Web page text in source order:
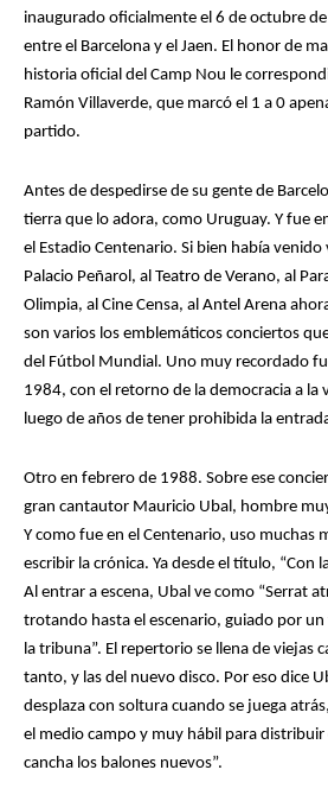
Joan Manuel Serrat posando con el Barcelona
Rojitas
Joan Manuel Serrat posando con el Barcelona
Rojitas
inaugurado oficialmente el 6 de octubre
entre el Barcelona y el Jaen. El honor de
historia oficial del Camp Nou le
Ramón Villaverde, que marcó el 1 a 0
partido.
Antes de despedirse de su gente de
tierra que lo adora, como Uruguay. Y fue
el Estadio Centenario. Si bien había venido
Palacio Peñarol, al Teatro de Verano, al
Olimpia, al Cine Censa, al Antel Arena
son varios los emblemáticos conciertos
del Fútbol Mundial. Uno muy recordado
1984, con el retorno de la democracia a la
luego de años de tener prohibida la
Otro en febrero de 1988. Sobre ese
gran cantautor Mauricio Ubal, hombre
Y como fue en el Centenario, uso muchas
escribir la crónica. Ya desde el título, “Con
Al entrar a escena, Ubal ve como “Serrat
trotando hasta el escenario, guiado por
la tribuna”. El repertorio se llena de viejas
tanto, y las del nuevo disco. Por eso dice
desplaza con soltura cuando se juega
el medio campo y muy hábil para
cancha los balones nuevos”.